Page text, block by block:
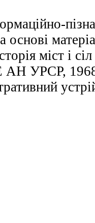
міст і
АН УРСР,